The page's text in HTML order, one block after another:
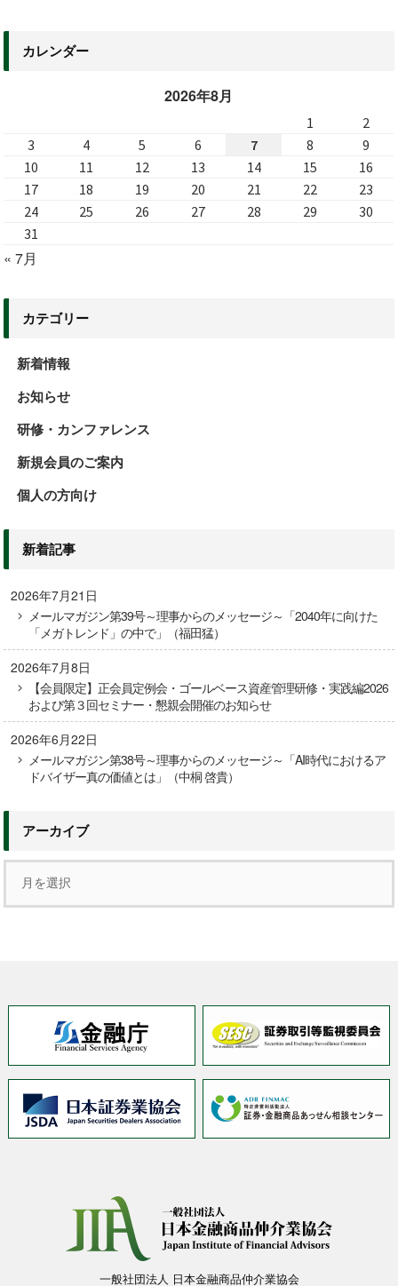
カレンダー
2026年8月
1
2
3
4 5 6 7 8
9
10
11 12 13 14 15
16
17
18 19 20 21 22
23
24
25 26 27 28 29
30
31
« 7月
カテゴリー
新着情報
お知らせ
研修・カンファレンス
新規会員のご案内
個人の方向け
新着記事
2026年7月21日
メールマガジン第39号～理事からのメッセージ～「2040年に向けた
「メガトレンド」の中で」（福田猛）
2026年7月8日
【会員限定】正会員定例会・ゴールベース資産管理研修・実践編2026
および第３回セミナー・懇親会開催のお知らせ
2026年6月22日
メールマガジン第38号～理事からのメッセージ～「AI時代におけるア
ドバイザー真の価値とは」（中桐 啓貴）
アーカイブ
一般社団法人 日本金融商品仲介業協会